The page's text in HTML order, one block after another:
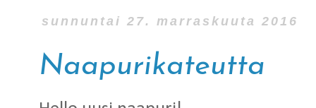
sunnuntai 27. marraskuuta 2016
Naapurikateutta